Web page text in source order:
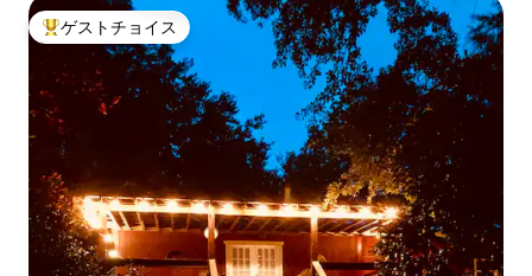
大好評のゲストチョイスです。
ゲストチョイス